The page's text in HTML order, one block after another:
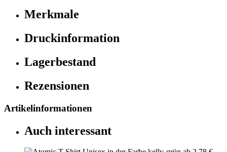
Merkmale
Druckinformation
Lagerbestand
Rezensionen
Artikelinformationen
Auch interessant